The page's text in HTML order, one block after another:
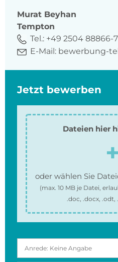
Murat Beyhan
Tempton
Tel.: +49 2504 88866-
E-Mail: bewerbung-
Jetzt bewerben
Dateien hier
oder wählen Sie
(max. 10 MBje Datei,
.doc, .docx, .odt,